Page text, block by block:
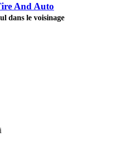
And Auto
dans le voisinage